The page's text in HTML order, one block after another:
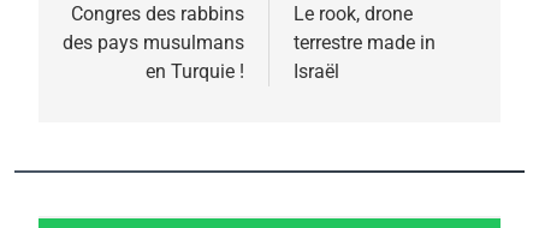
de
l’article
Congres des rabbins
des pays musulmans
en Turquie !
Le rook, drone
terrestre made in
Israël